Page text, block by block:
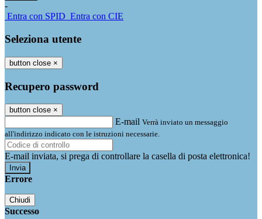
-
Entra con SPID Entra con CIE
Seleziona utente
button close ×
Recupero password
button close ×
E-mail Verrà inviato un messaggio
all'indirizzo indicato con le istruzioni necessarie.
E-mail inviata, si prega di controllare la casella di posta elettronica!
Errore
Chiudi
Successo